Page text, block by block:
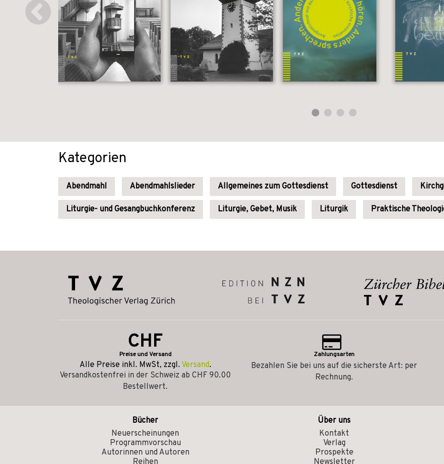
Kategorien
Abendmahl Abendmahlslieder Allgemeines zum Gottesdienst Gottesdienst
Liturgie- und Gesangbuchkonferenz Liturgie, Gebet, Musik Liturgik Praktische
CHF
Preise und Versand
Alle Preise inkl. MwSt, zzgl. Versand.
Versandkostenfrei in der Schweiz ab CHF 90.00
Bestellwert.
Zahlungsarten
Bezahlen Sie bei uns auf die sicherste Art: per
Rechnung.
Bücher
Neuerscheinungen
Programmvorschau
Autorinnen und Autoren
Reihen
Über uns
Kontakt
Verlag
Prospekte
Newsletter